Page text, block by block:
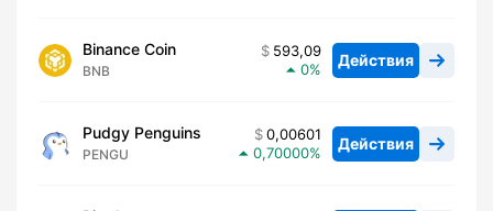
Binance Coin
BNB
593,09
0
Действия
Pudgy Penguins
PENGU
0,00601
0,70000
Действия